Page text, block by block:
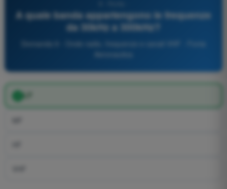
A quale banda appartengono le frequenze
da 30kHz a 300kHz?
LF